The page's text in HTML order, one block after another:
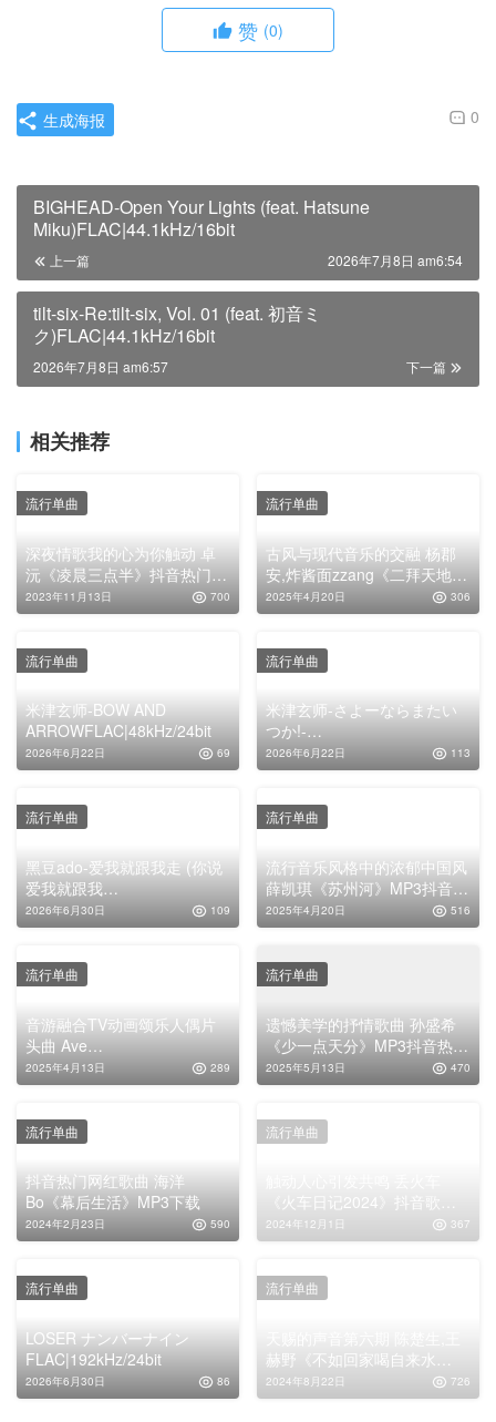
赞 (0)
0
生成海报
BIGHEAD-Open Your Lights (feat. Hatsune
Miku)FLAC|44.1kHz/16bit
上一篇 2026年7月8日 am6:54
tilt-six-Re:tilt-six, Vol. 01 (feat. 初音ミ
ク)FLAC|44.1kHz/16bit
下一篇
2026年7月8日 am6:57
相关推荐
深夜情歌我的心为你触动 卓
沅《凌晨三点半》抖音热门
MP3下载
2023年11月13日 700
流行单曲
古风与现代音乐的交融 杨郡
安,炸酱面zzang《二拜天地》
MP3下载
2025年4月20日 306
流行单曲
米津玄师-BOW AND
ARROWFLAC|48kHz/24bit
2026年6月22日 69
流行单曲
米津玄师-さよーならまたい
つか!-
SayonaraFLAC|48kHz/24bit
2026年6月22日 113
流行单曲
黑豆ado-爱我就跟我走 (你说
爱我就跟我
走)FLAC|192kHz/24bit
2026年6月30日 109
流行单曲
流行音乐风格中的浓郁中国风
薛凯琪《苏州河》MP3抖音歌
曲下载
2025年4月20日 516
流行单曲
音游融合TV动画颂乐人偶片
头曲 Ave
Mujica《KiLLKiSS》MP3下载
2025年4月13日 289
流行单曲
遗憾美学的抒情歌曲 孙盛希
《少一点天分》MP3抖音热门
歌曲下载
2025年5月13日 470
流行单曲
抖音热门网红歌曲 海洋
Bo《幕后生活》MP3下载
2024年2月23日 590
流行单曲
《火车日记2024》抖音歌曲
下载
2024年12月1日 367
流行单曲
LOSER ナンバーナイン
FLAC|192kHz/24bit
2026年6月30日 86
流行单曲
赫野《不如回家喝自来水
(Live版) 》MP3下载
2024年8月22日 726
流行单曲